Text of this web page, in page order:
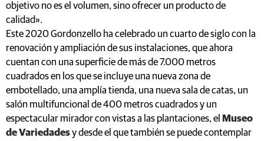
objetivo no es el volumen, sino ofrecer un producto de
calidad».
Este 2020 Gordonzello ha celebrado un cuarto de siglo con la
renovación y ampliación de sus instalaciones, que ahora
cuentan con una superficie de más de 7.000 metros
cuadrados en los que se incluye una nueva zona de
embotellado, una amplía tienda, una nueva sala de catas, un
salón multifuncional de 400 metros cuadrados y un
espectacular mirador con vistas a las plantaciones, el Museo
de Variedadesy desde el que también se puede contemplar